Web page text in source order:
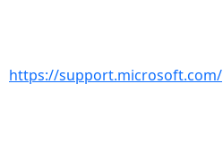
https://support.microsoft.com/